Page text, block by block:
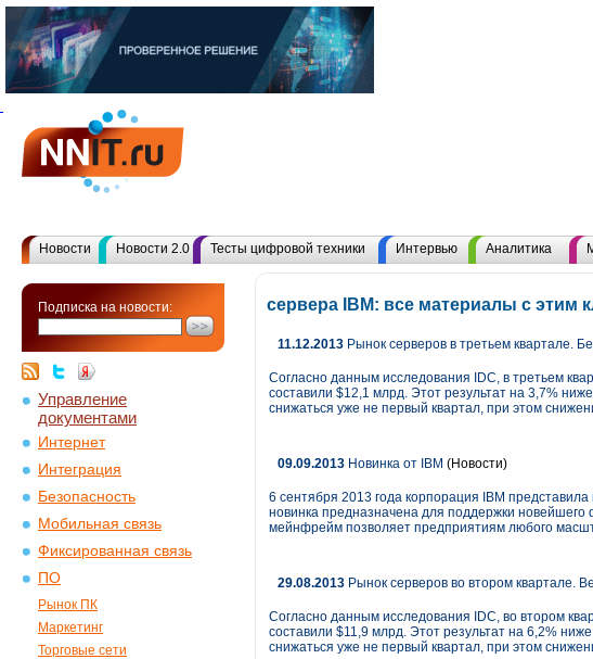
Новости Новости 2.0 Тесты цифровой техники Интервью Аналитика
Подписка на новости:
Управление
документами
Интернет
Интеграция
Безопасность
Мобильная связь
Фиксированная связь
ПО
Рынок ПК
Маркетинг
Торговые сети
сервера IBM: все материалы с этим
11.12.2013 Рынок серверов в третьем квартале.
Согласно данным исследования IDC, в третьем
составили $12,1 млрд. Этот результат на 3,7%
снижаться уже не первый квартал, при этом
09.09.2013 Новинка от IBM (Новости)
6 сентября 2013 года корпорация IBM
новинка предназначена для поддержки
мейнфрейм позволяет предприятиям любого
29.08.2013 Рынок серверов во втором квартале.
Согласно данным исследования IDC, во втором
составили $11,9 млрд. Этот результат на 6,2%
снижаться уже не первый квартал, при этом